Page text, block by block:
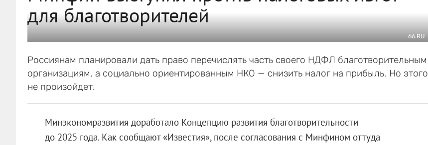
для благотворителей
66.RU
Россиянам планировали дать право перечислять часть своего НДФЛ благотворительным
организациям, а социально ориентированным НКО — снизить налог на прибыль. Но этого
не произойдет.
Минэкономразвития доработало Концепцию развития благотворительности
до 2025 года. Как сообщают «Известия», после согласования с Минфином оттуда